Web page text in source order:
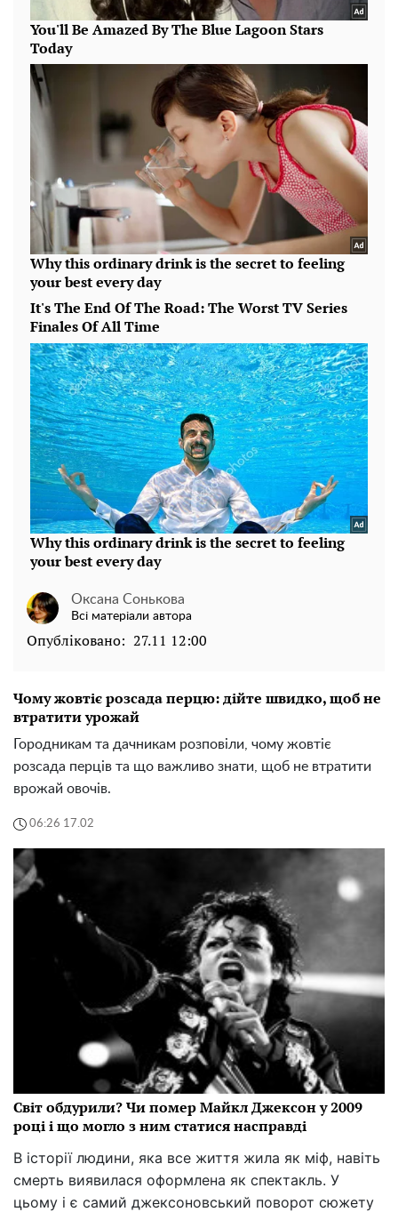
Оксана Сонькова
Всі матеріали автора
Опубліковано: 27.11 12:00
Чому жовтіє розсада перцю: дійте швидко, щоб не
втратити урожай
Городникам та дачникам розповіли, чому жовтіє
розсада перців та що важливо знати, щоб не втратити
врожай овочів.
06:26 17.02
Світ обдурили? Чи помер Майкл Джексон у 2009
році і що могло з ним статися насправді
В історії людини, яка все життя жила як міф, навіть
смерть виявилася оформлена як спектакль. У
цьому і є самий джексоновський поворот сюжету